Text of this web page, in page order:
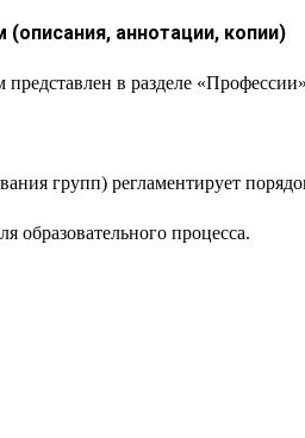
аннотации, копии)
в разделе
групп) регламентирует
образовательного процесса.